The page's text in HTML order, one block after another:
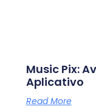
Music Pix:
Aplicativo
Read More